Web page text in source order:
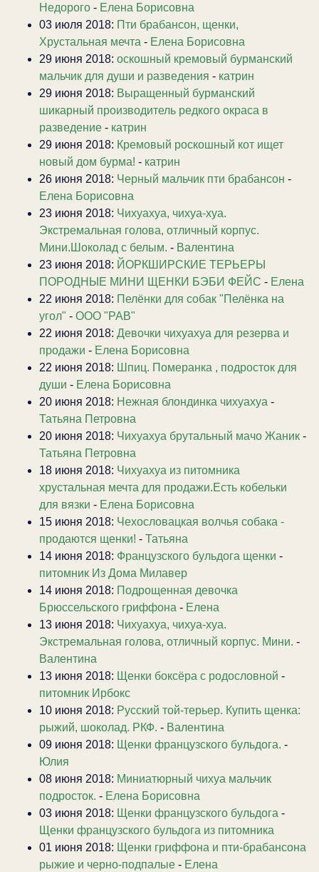
Недорого - Елена Борисовна
03 июля 2018: Пти брабансон, щенки,
Хрустальная мечта - Елена Борисовна
29 июня 2018: оскошный кремовый бурманский
мальчик для души и разведения - катрин
29 июня 2018: Выращенный бурманский
шикарный производитель редкого окраса в
разведение - катрин
29 июня 2018: Кремовый роскошный кот ищет
новый дом бурма! - катрин
26 июня 2018: Черный мальчик пти брабансон -
Елена Борисовна
23 июня 2018: Чихуахуа, чихуа-хуа.
Экстремальная голова, отличный корпус.
Мини.Шоколад с белым. - Валентина
23 июня 2018: ЙОРКШИРСКИЕ ТЕРЬЕРЫ
ПОРОДНЫЕ МИНИ ЩЕНКИ БЭБИ ФЕЙС - Елена
22 июня 2018: Пелёнки для собак "Пелёнка на
угол" - ООО "РАВ"
22 июня 2018: Девочки чихуахуа для резерва и
продажи - Елена Борисовна
22 июня 2018: Шпиц. Померанка , подросток для
души - Елена Борисовна
20 июня 2018: Нежная блондинка чихуахуа -
Татьяна Петровна
20 июня 2018: Чихуахуа брутальный мачо Жаник -
Татьяна Петровна
18 июня 2018: Чихуахуа из питомника
хрустальная мечта для продажи.Есть кобельки
для вязки - Елена Борисовна
15 июня 2018: Чехословацкая волчья собака -
продаются щенки! - Татьяна
14 июня 2018: Французского бульдога щенки -
питомник Из Дома Милавер
14 июня 2018: Подрощенная девочка
Брюссельского гриффона - Елена
13 июня 2018: Чихуахуа, чихуа-хуа.
Экстремальная голова, отличный корпус. Мини. -
Валентина
13 июня 2018: Щенки боксёра с родословной -
питомник Ирбокс
10 июня 2018: Русский той-терьер. Купить щенка:
рыжий, шоколад. РКФ. - Валентина
09 июня 2018: Щенки французского бульдога. -
Юлия
08 июня 2018: Миниатюрный чихуа мальчик
подросток. - Елена Борисовна
03 июня 2018: Щенки французского бульдога -
Щенки французского бульдога из питомника
01 июня 2018: Щенки гриффона и пти-брабансона
рыжие и черно-подпалые - Елена